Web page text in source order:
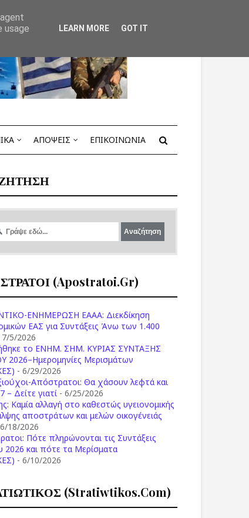
ΑΠΟΨΕΙΣ ΕΠΙΚΟΙΝΩΝΙΑ
(apostratoi.gr)
ΕΝΗΜΕΡΩΣΗ ΕΑΑΑ: Διεκδίκηση
ΕΑΣ για Συντάξεις Άνω των 1.400
7/5/2026
το ENHM. ΣΗΜ. ΚΥΡΙΑΣ ΣΥΝΤΑΞΗΣ
2026–Ημερομηνίες Μερισμάτων
- 6/29/2026
Απόστρατοι: Θα χάσουν λεφτά και
– Δείτε γιατί - 6/25/2026
Καμία αλλαγή στο καθεστώς υγειονομικής
αποστράτων και μελών οικογένειάς
18/2026
Πότε πληρώνονται τις Συντάξεις
2026 και πότε τα Μερίσματα
- 6/10/2026
(stratiwtikos.com)
usage
LEARN MORE GOT IT